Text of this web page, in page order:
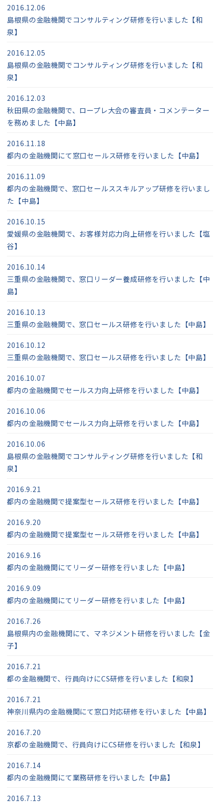
島根県の金融機関でコンサルティング研修を行いました【和
泉】
2016.12.06
島根県の金融機関でコンサルティング研修を行いました【和
泉】
2016.12.05
秋田県の金融機関で、ロープレ大会の審査員・コメンテーター
を務めました【中島】
2016.12.03
都内の金融機関にて窓口セールス研修を行いました【中島】
2016.11.18
都内の金融機関で、窓口セールススキルアップ研修を行いまし
た【中島】
2016.11.09
愛媛県の金融機関で、お客様対応力向上研修を行いました【塩
谷】
2016.10.15
三重県の金融機関で、窓口リーダー養成研修を行いました【中
島】
2016.10.14
三重県の金融機関で、窓口セールス研修を行いました【中島】
2016.10.13
三重県の金融機関で、窓口セールス研修を行いました【中島】
2016.10.12
都内の金融機関でセールス力向上研修を行いました【中島】
2016.10.07
都内の金融機関でセールス力向上研修を行いました【中島】
2016.10.06
島根県の金融機関でコンサルティング研修を行いました【和
泉】
2016.10.06
都内の金融機関で提案型セールス研修を行いました【中島】
2016.9.21
都内の金融機関で提案型セールス研修を行いました【中島】
2016.9.20
都内の金融機関にてリーダー研修を行いました【中島】
2016.9.16
都内の金融機関にてリーダー研修を行いました【中島】
2016.9.09
島根県内の金融機関にて、マネジメント研修を行いました【金
子】
2016.7.26
都の金融機関で、行員向けにCS研修を行いました【和泉】
2016.7.21
神奈川県内の金融機関にて窓口対応研修を行いました【中島】
2016.7.21
京都の金融機関で、行員向けにCS研修を行いました【和泉】
2016.7.20
都内の金融機関にて業務研修を行いました【中島】
2016.7.14
2016.7.13